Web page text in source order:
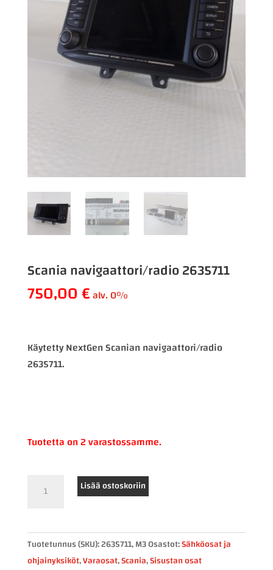
Scania navigaattori/radio 2635711
750,00€alv. 0%
Käytetty NextGen Scanian navigaattori/radio
2635711.
Tuotetta on 2 varastossamme.
navigaattori/radio
määrä
Lisää ostoskoriin
Tuotetunnus (SKU):2635711, M3Osastot:Sähköosat ja
ohjainyksiköt,Varaosat,Scania,Sisustan osat